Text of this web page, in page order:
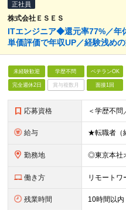
正社員
株式会社ＥＳＥＳ
ITエンジニア◆還元率77%／年
単価評価で年収UP／経験浅めの
未経験歓迎 学歴不問 ベテランOK
完全週休2日 賞与複数月 面接1回
応募資格
給与
勤務地
働き方 リモートワ
残業時間 10時間以内